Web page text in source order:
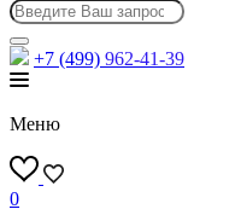
+7 (499) 962-41-39
Меню
0